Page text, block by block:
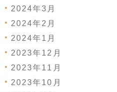
2024年3月
2024年2月
2024年1月
2023年12月
2023年11月
2023年10月